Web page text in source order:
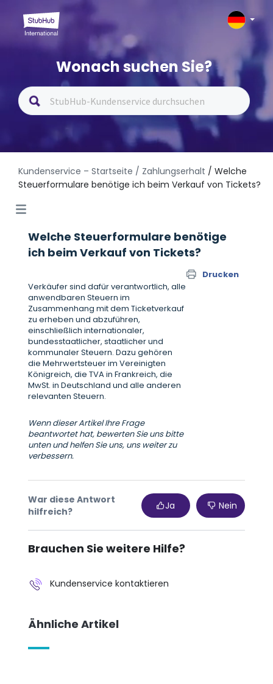
Wonach suchen Sie?
Kundenservice – Startseite / Zahlungserhalt / Welche
Steuerformulare benötige ich beim Verkauf von Tickets?
Welche Steuerformulare benötige
ich beim Verkauf von Tickets?
Drucken
Verkäufer sind dafür verantwortlich, alle
anwendbaren Steuern im
Zusammenhang mit dem Ticketverkauf
zu erheben und abzuführen,
einschließlich internationaler,
bundesstaatlicher, staatlicher und
kommunaler Steuern. Dazu gehören
die Mehrwertsteuer im Vereinigten
Königreich, die TVA in Frankreich, die
MwSt. in Deutschland und alle anderen
relevanten Steuern.
Wenn dieser Artikel Ihre Frage
beantwortet hat, bewerten Sie uns bitte
unten und helfen Sie uns, uns weiter zu
verbessern.
War diese Antwort
hilfreich?
Ja Nein
Brauchen Sie weitere Hilfe?
Kundenservice kontaktieren
Ähnliche Artikel